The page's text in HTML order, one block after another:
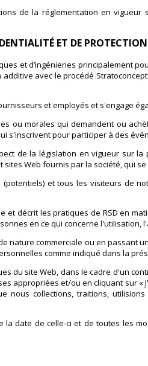
de la réglementation en
ET DE PROTECTION
et d’ingénieries principalement
avec le procédé
et employés et s'engage
ou morales qui demandent ou
s'inscrivent pour participer à des
de la législation en vigueur sur
Web fournis par la société, qui
et tous les visiteurs de
décrit les pratiques de RSD en
en ce qui concerne
nature commerciale ou en
comme indiqué dans la
du site Web, dans le cadre d'un
et/ou en cliquant sur «
nous collections, traitions,
date de celle-ci et de toutes les